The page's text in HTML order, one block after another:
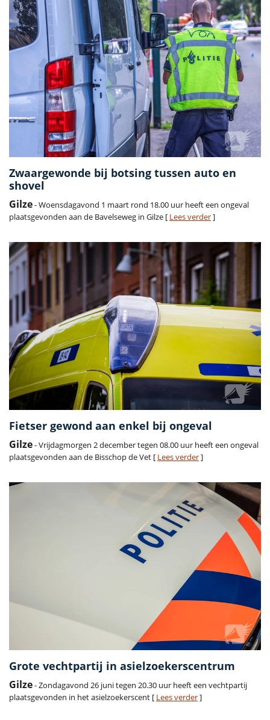
Zwaargewonde bij botsing tussen auto en
shovel
Gilze- Woensdagavond 1 maart rond 18.00 uur heeft een ongeval
plaatsgevonden aan de Bavelseweg in Gilze [ Lees verder]
Fietser gewond aan enkel bij ongeval
Gilze- Vrijdagmorgen 2 december tegen 08.00 uur heeft een ongeval
plaatsgevonden aan de Bisschop de Vet [ Lees verder]
Grote vechtpartij in asielzoekerscentrum
Gilze- Zondagavond 26 juni tegen 20.30 uur heeft een vechtpartij
plaatsgevonden in het asielzoekerscent [ Lees verder]